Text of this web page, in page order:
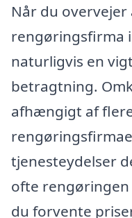
Når du overvejer
rengøringsfirma
naturligvis en
betragtning.
afhængigt af
tjenesteydelser
ofte
du forvente